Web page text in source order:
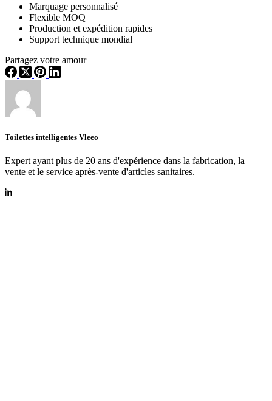
Marquage personnalisé
Flexible MOQ
Production et expédition rapides
Support technique mondial
Partagez votre amour
Toilettes intelligentes Vleeo
Expert ayant plus de 20 ans d'expérience dans la fabrication, la
vente et le service après-vente d'articles sanitaires.